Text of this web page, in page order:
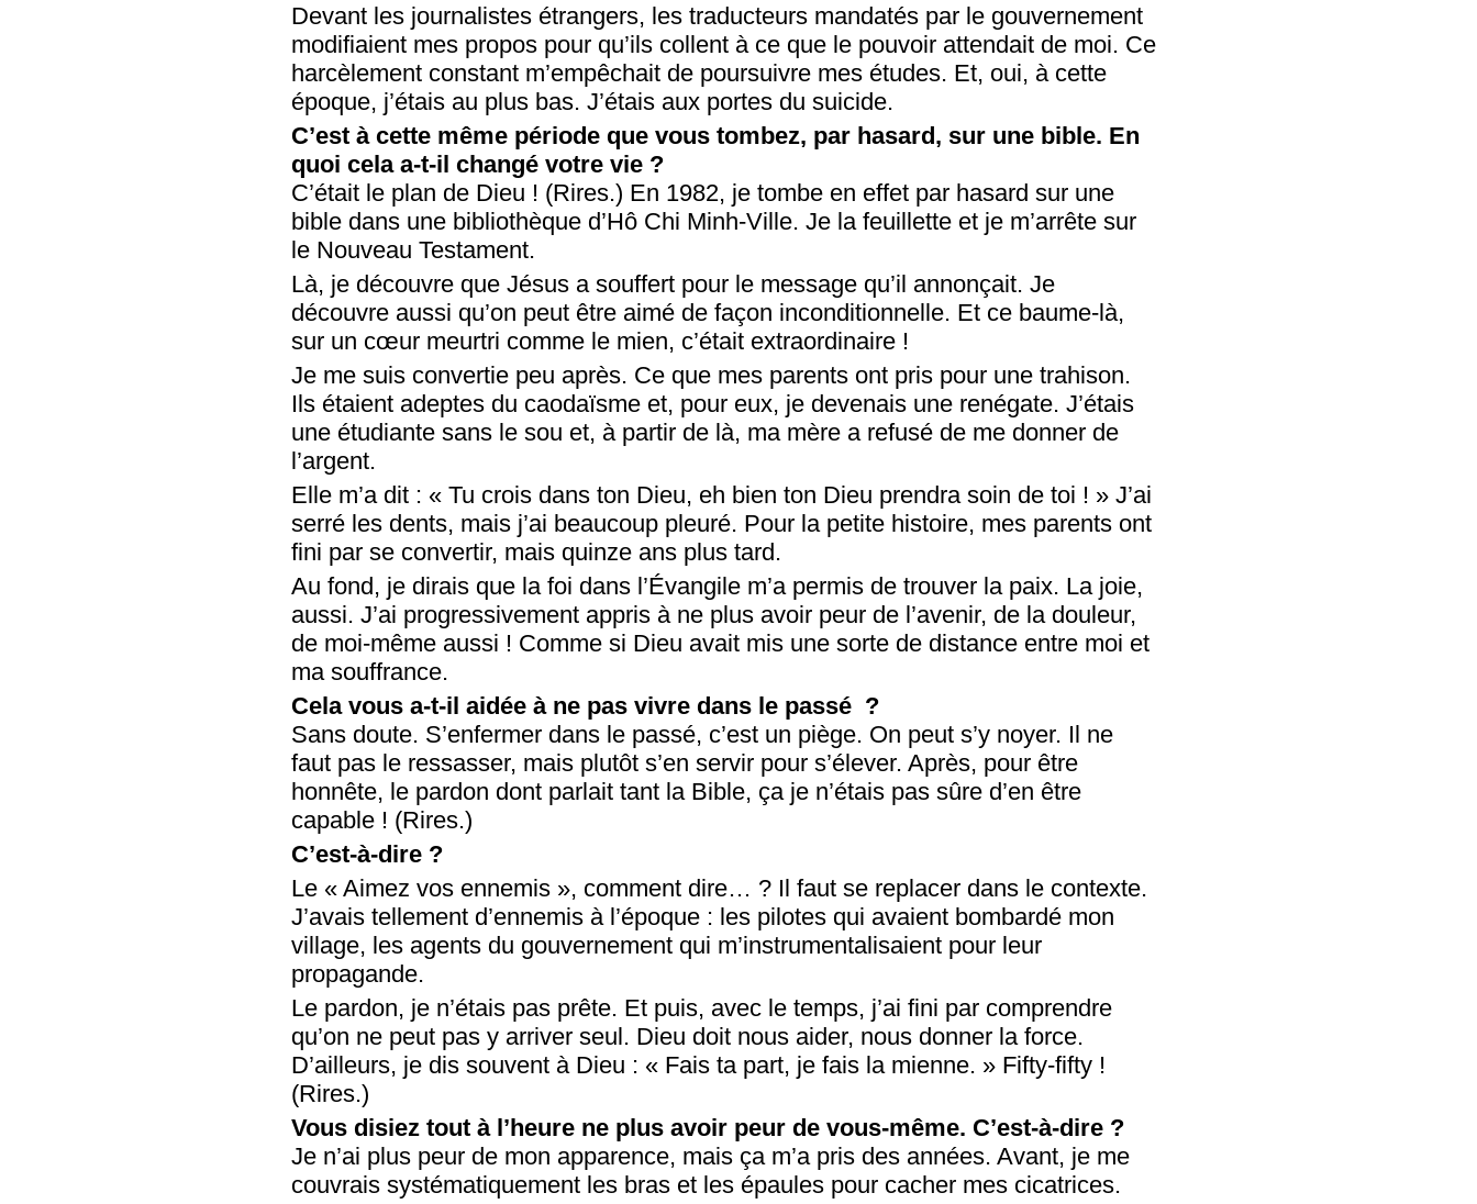
Devant les journalistes étrangers, les traducteurs mandatés par le gouvernement
modifiaient mes propos pour qu’ils collent à ce que le pouvoir attendait de moi. Ce
harcèlement constant m’empêchait de poursuivre mes études. Et, oui, à cette
époque, j’étais au plus bas. J’étais aux portes du suicide.
C’est à cette même période que vous tombez, par hasard, sur une bible. En
quoi cela a-t-il changé votre vie ?
C’était le plan de Dieu ! (Rires.) En 1982, je tombe en effet par hasard sur une
bible dans une bibliothèque d’Hô Chi Minh-Ville. Je la feuillette et je m’arrête sur
le Nouveau Testament.
Là, je découvre que Jésus a souffert pour le message qu’il annonçait. Je
découvre aussi qu’on peut être aimé de façon inconditionnelle. Et ce baume-là,
sur un cœur meurtri comme le mien, c’était extraordinaire !
Je me suis convertie peu après. Ce que mes parents ont pris pour une trahison.
Ils étaient adeptes du caodaïsme et, pour eux, je devenais une renégate. J’étais
une étudiante sans le sou et, à partir de là, ma mère a refusé de me donner de
l’argent.
Elle m’a dit : « Tu crois dans ton Dieu, eh bien ton Dieu prendra soin de toi ! » J’ai
serré les dents, mais j’ai beaucoup pleuré. Pour la petite histoire, mes parents ont
fini par se convertir, mais quinze ans plus tard.
Au fond, je dirais que la foi dans l’Évangile m’a permis de trouver la paix. La joie,
aussi. J’ai progressivement appris à ne plus avoir peur de l’avenir, de la douleur,
de moi-même aussi ! Comme si Dieu avait mis une sorte de distance entre moi et
ma souffrance.
Cela vous a-t-il aidée à ne pas vivre dans le passé ?
Sans doute. S’enfermer dans le passé, c’est un piège. On peut s’y noyer. Il ne
faut pas le ressasser, mais plutôt s’en servir pour s’élever. Après, pour être
honnête, le pardon dont parlait tant la Bible, ça je n’étais pas sûre d’en être
capable ! (Rires.)
C’est-à-dire ?
Le « Aimez vos ennemis », comment dire… ? Il faut se replacer dans le contexte.
J’avais tellement d’ennemis à l’époque : les pilotes qui avaient bombardé mon
village, les agents du gouvernement qui m’instrumentalisaient pour leur
propagande.
Le pardon, je n’étais pas prête. Et puis, avec le temps, j’ai fini par comprendre
qu’on ne peut pas y arriver seul. Dieu doit nous aider, nous donner la force.
D’ailleurs, je dis souvent à Dieu : « Fais ta part, je fais la mienne. » Fifty-fifty !
(Rires.)
Vous disiez tout à l’heure ne plus avoir peur de vous-même. C’est-à-dire ?
Je n’ai plus peur de mon apparence, mais ça m’a pris des années. Avant, je me
couvrais systématiquement les bras et les épaules pour cacher mes cicatrices.